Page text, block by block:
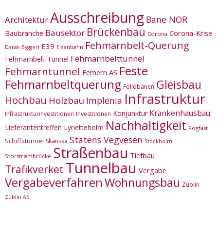
ArchitekturAusschreibung Bane NOR
Baubranche Bausektor Brückenbau Corona Corona-Krise
Dansk Byggeri E39 Eisenbahn Fehmarnbelt-Querung
Fehmarnbelt-Tunnel Fehmarnbelttunnel
Fehmarntunnel Femern AS Feste
Fehmarnbeltquerung Follobanen Gleisbau
Hochbau Holzbau Implenia Infrastruktur
Infrastrukturinvestitionen Investitionen Konjunktur Krankenhausbau
Lieferantentreffen Lynetteholm Nachhaltigkeit Rogfast
Schiffstunnel Skanska Statens Vegvesen Stockholm
Storstrømbrücke Straßenbau Tiefbau
Trafikverket Tunnelbau Vergabe
VergabeverfahrenWohnungsbau Züblin
Züblin AS